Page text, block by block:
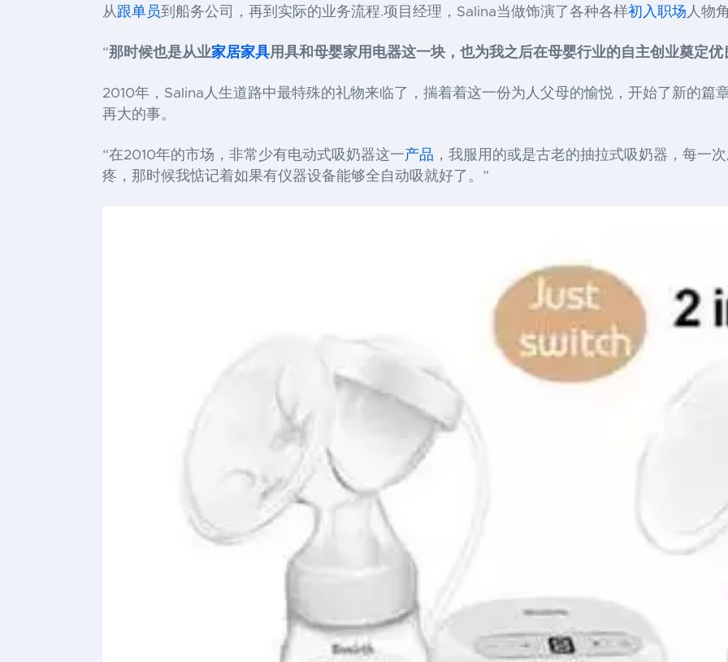
从跟单员到船务公司，再到实际的业务流程.项目经理，Salina当做饰演了各种各样初入职场 人物
“那时候也是从业家居家具用具和母婴家用电器这一块，也为我之后在母婴行业的自主创业奠定优
2010年，Salina人生道路中最特殊的礼物来临了，揣着着这一份为人父母的愉悦，开始了新的篇
再大的事。
“在2010年的市场，非常少有电动式吸奶器这一产品 ，我服用的或是古老的抽拉式吸奶器，每一
疼，那时候我惦记着如果有仪器设备能够全自动吸就好了。”